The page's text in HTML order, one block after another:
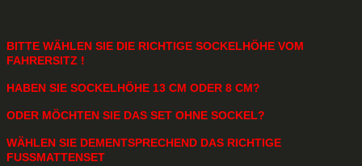
BITTE WÄHLEN SIE DIE RICHTIGE SOCKELHÖHE VOM
FAHRERSITZ !
HABEN SIE SOCKELHÖHE 13 CM ODER 8 CM?
ODER MÖCHTEN SIE DAS SET OHNE SOCKEL?
WÄHLEN SIE DEMENTSPRECHEND DAS RICHTIGE
FUSSMATTENSET